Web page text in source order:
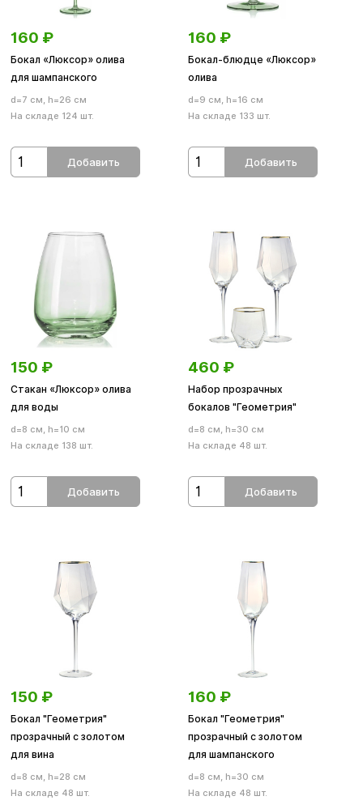
160 ₽
Бокал «Люксор» олива
для шампанского
d=7 см, h=26 см
На складе 124 шт.
Добавить
160 ₽
Бокал-блюдце «Люксор»
олива
d=9 см, h=16 см
На складе 133 шт.
Добавить
150 ₽
Стакан «Люксор» олива
для воды
d=8 см, h=10 см
На складе 138 шт.
Добавить
460 ₽
Набор прозрачных
бокалов "Геометрия"
d=8 см, h=30 см
На складе 48 шт.
Добавить
150 ₽
Бокал "Геометрия"
прозрачный с золотом
для вина
d=8 см, h=28 см
На складе 48 шт.
160 ₽
Бокал "Геометрия"
прозрачный с золотом
для шампанского
d=8 см, h=30 см
На складе 48 шт.